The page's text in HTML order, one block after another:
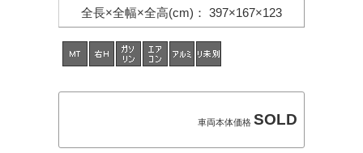
全長×全幅×全高(cm) ： 397×167×123
車両本体価格 SOLD